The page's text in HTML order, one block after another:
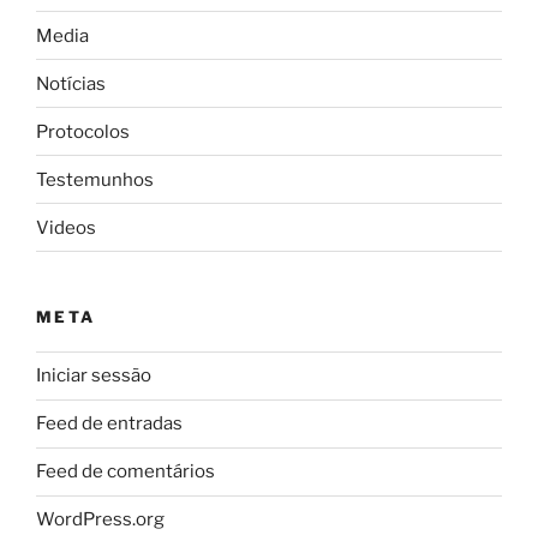
Media
Notícias
Protocolos
Testemunhos
Videos
META
Iniciar sessão
Feed de entradas
Feed de comentários
WordPress.org